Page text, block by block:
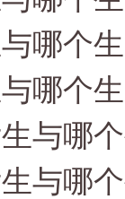
哪个
哪个
与哪
与哪